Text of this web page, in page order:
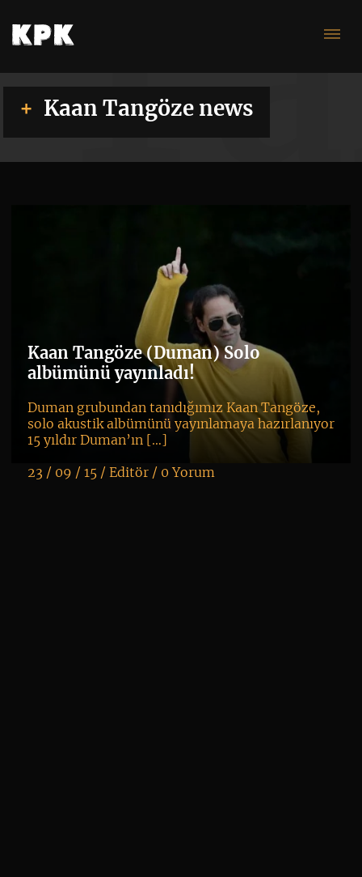
Kaan Tangöze news
Kaan Tangöze (Duman) Solo
albümünü yayınladı!
Duman grubundan tanıdığımız Kaan Tangöze,
solo akustik albümünü yayınlamaya hazırlanıyor
15 yıldır Duman’ın […]
23 / 09 / 15 / Editör/ 0 Yorum